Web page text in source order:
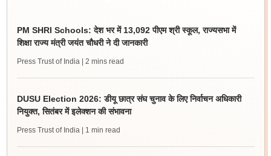
PM SHRI Schools: देश भर में 13,092 पीएम श्री स्कूल, राज्यसभा में
शिक्षा राज्य मंत्री जयंत चौधरी ने दी जानकारी
Press Trust of India | 2 mins read
DUSU Election 2026: डीयू छात्र संघ चुनाव के लिए निर्वाचन अधिकारी
नियुक्त, सितंबर में इलेक्शन की संभावना
Press Trust of India | 1 min read